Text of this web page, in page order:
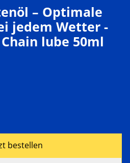
– Optimale
jedem Wetter -
lube 50ml
bestellen